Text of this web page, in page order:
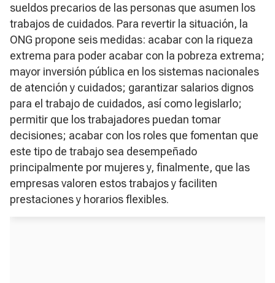
sueldos precarios de las personas que asumen los
trabajos de cuidados. Para revertir la situación, la
ONG propone seis medidas: acabar con la riqueza
extrema para poder acabar con la pobreza extrema;
mayor inversión pública en los sistemas nacionales
de atención y cuidados; garantizar salarios dignos
para el trabajo de cuidados, así como legislarlo;
permitir que los trabajadores puedan tomar
decisiones; acabar con los roles que fomentan que
este tipo de trabajo sea desempeñado
principalmente por mujeres y, finalmente, que las
empresas valoren estos trabajos y faciliten
prestaciones y horarios flexibles.